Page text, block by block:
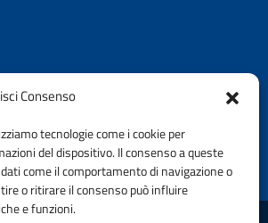
Consenso
tecnologie come i cookie per
del dispositivo. Il consenso a queste
come il comportamento di navigazione o
o ritirare il consenso può influire
e funzioni.